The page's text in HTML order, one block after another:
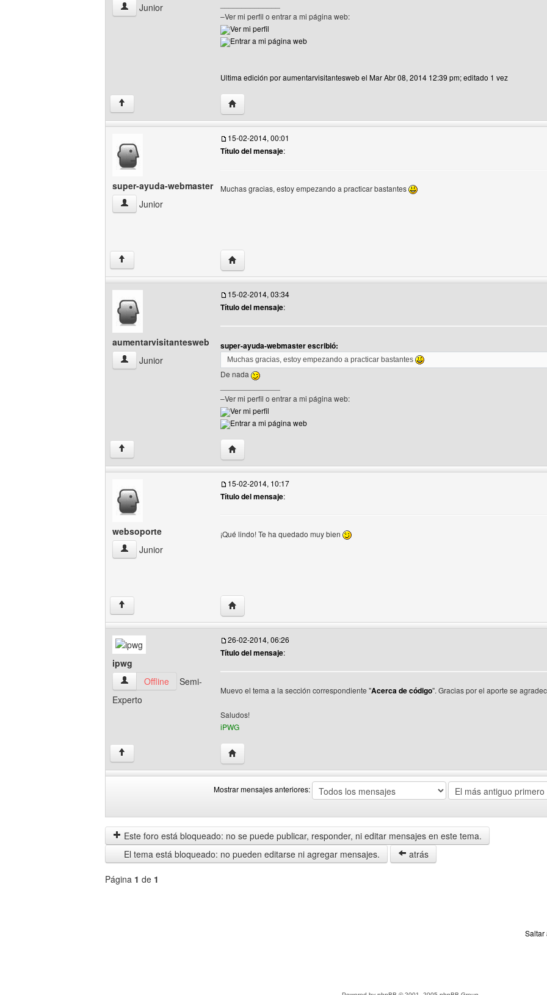
aumentarvisitantesweb Ver perfil del usuario
Junior
–Ver mi perfil o entrar a mi página web:
Ver mi perfil
Entrar a mi página web
Ultima edición por aumentarvisitantesweb el Mar Abr 08, 2014 12:39 pm; editado 1 vez
↑ Visitar sitio web del autor: aumentarvisitantesweb
super-ayuda-webmaster
super-ayuda-webmaster Ver perfil del usuario
Junior
15-02-2014, 00:01
Título del mensaje:
Muchas gracias, estoy empezando a practicar bastantes
↑ Visitar sitio web del autor: super-ayuda-webmaster
aumentarvisitantesweb
aumentarvisitantesweb Ver perfil del usuario
Junior
15-02-2014, 03:34
Título del mensaje:
super-ayuda-webmaster escribió:
Muchas gracias, estoy empezando a practicar bastantes
De nada
–Ver mi perfil o entrar a mi página web:
Ver mi perfil
Entrar a mi página web
↑ Visitar sitio web del autor: aumentarvisitantesweb
websoporte
websoporte Ver perfil del usuario
Junior
15-02-2014, 10:17
Título del mensaje:
¡Qué lindo! Te ha quedado muy bien
↑ Visitar sitio web del autor: websoporte
ipwg
ipwg Ver perfil del usuario
Offline
Semi-
Experto
26-02-2014, 06:26
Título del mensaje:
Muevo el tema a la sección correspondiente "Acerca de código". Gracias por el aporte se
Saludos!
iPWG
↑ Visitar sitio web del autor: ipwg
Mostrar mensajes anteriores:
mensajes
anteriores
by
Este foro está bloqueado: no se puede publicar, responder, ni editar mensajes en este tema.
El tema está bloqueado: no pueden editarse ni agregar mensajes.
atrás
Página 1 de 1
Saltar